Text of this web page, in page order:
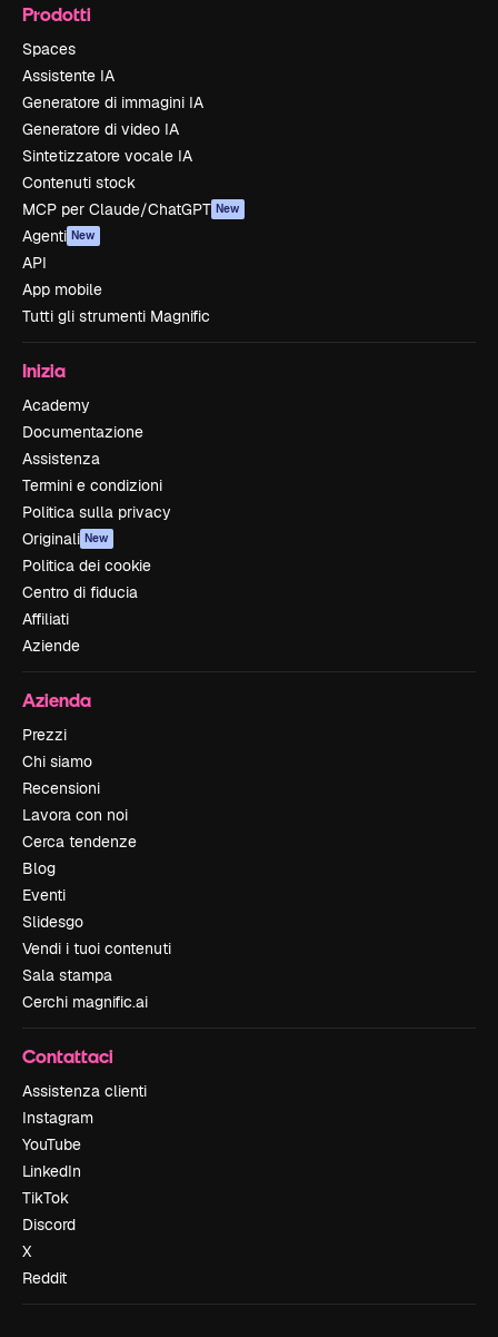
Prodotti
Spaces
Assistente IA
Generatore di immagini IA
Generatore di video IA
Sintetizzatore vocale IA
Contenuti stock
MCP per Claude/ChatGPT New
Agenti New
API
App mobile
Tutti gli strumenti Magnific
Inizia
Academy
Documentazione
Assistenza
Termini e condizioni
Politica sulla privacy
Originali New
Politica dei cookie
Centro di fiducia
Affiliati
Aziende
Azienda
Prezzi
Chi siamo
Recensioni
Lavora con noi
Cerca tendenze
Blog
Eventi
Slidesgo
Vendi i tuoi contenuti
Sala stampa
Cerchi magnific.ai
Contattaci
Assistenza clienti
Instagram
YouTube
LinkedIn
TikTok
Discord
X
Reddit